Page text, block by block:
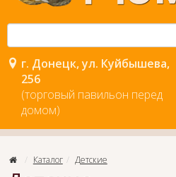
г. Донецк, ул. Куйбышева,
256
(торговый павильон перед
домом)
Каталог Детские